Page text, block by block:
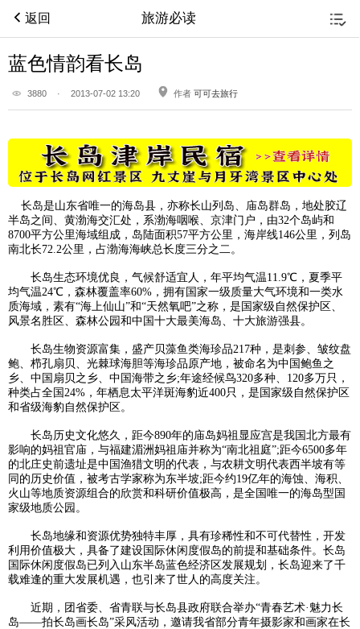
返回 旅游必读
蓝色情韵看长岛
3880 · 2013-07-02 13:20 作者 可可去旅行
长岛是山东省唯一的海岛县，亦称长山列岛、庙岛群岛，地处胶辽
半岛之间、黄渤海交汇处，系渤海咽喉、京津门户，由32个岛屿和
8700平方公里海域组成，岛陆面积57平方公里，海岸线146公里，列岛
南北长72.2公里，占渤海海峡总长度三分之二。
长岛生态环境优良，气候舒适宜人，年平均气温11.9℃，夏季平
均气温24℃，森林覆盖率60%，拥有国家一级质量大气环境和一类水
质海域，素有“海上仙山”和“天然氧吧”之称，是国家级自然保护区、
风景名胜区、森林公园和中国十大最美海岛、十大旅游强县。
长岛生物资源富集，盛产贝藻鱼类海珍品217种，是刺参、皱纹盘
鲍、栉孔扇贝、光棘球海胆等海珍品原产地，被命名为中国鲍鱼之
乡、中国扇贝之乡、中国海带之乡;年途经候鸟320多种、120多万只，
种类占全国24%，年栖息太平洋斑海豹近400只，是国家级自然保护区
和省级海豹自然保护区。
长岛历史文化悠久，距今890年的庙岛妈祖显应宫是我国北方最有
影响的妈祖官庙，与福建湄洲妈祖庙并称为“南北祖庭”;距今6500多年
的北庄史前遗址是中国渔猎文明的代表，与农耕文明代表西半坡有等
同的历史价值，被考古学家称为东半坡;距今约19亿年的海蚀、海积、
火山等地质资源组合的欣赏和科研价值极高，是全国唯一的海岛型国
家级地质公园。
长岛地缘和资源优势独特丰厚，具有珍稀性和不可代替性，开发
利用价值极大，具备了建设国际休闲度假岛的前提和基础条件。长岛
国际休闲度假岛已列入山东半岛蓝色经济区发展规划，长岛迎来了千
载难逢的重大发展机遇，也引来了世人的高度关注。
近期，团省委、省青联与长岛县政府联合举办“青春艺术·魅力长
岛——拍长岛画长岛”采风活动，邀请我省部分青年摄影家和画家在长